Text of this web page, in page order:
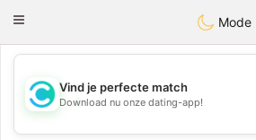
olombiaCitas
Toggle
Mode
💖
Vind je perfecte match
Download nu onze dating-app!